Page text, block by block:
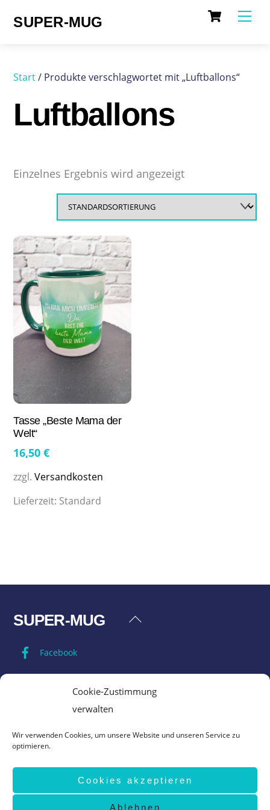
Cookie-Zustimmung
verwalten
Wir verwenden Cookies, um unsere Website und unseren Service zu
optimieren.
Cookies akzeptieren
Ablehnen
Cart
SUPER-MUG
Start/ Produkte verschlagwortet mit „Luftballons“
Luftballons
Einzelnes Ergebnis wird angezeigt
Tasse „Beste Mama der
Welt“
16,50€
zzgl.Versandkosten
Lieferzeit: Standard
Back
SUPER-MUG
Facebook
Vertrag widerrufen